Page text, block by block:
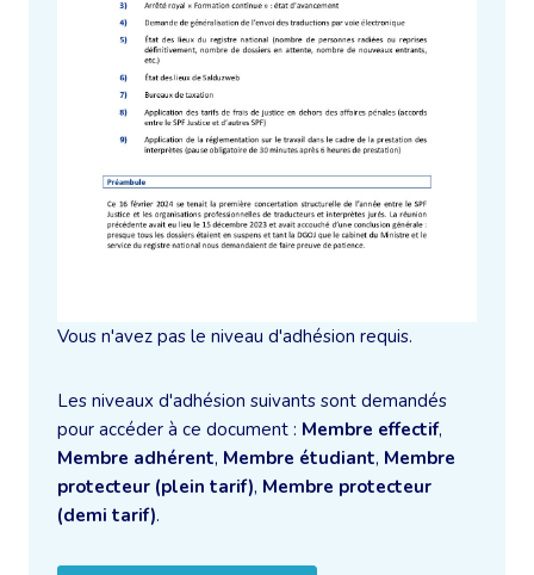
Vous n'avez pas le niveau d'adhésion requis.
Les niveaux d'adhésion suivants sont demandés
pour accéder à ce document : Membre effectif,
Membre adhérent, Membre étudiant, Membre
protecteur (plein tarif), Membre protecteur
(demi tarif).